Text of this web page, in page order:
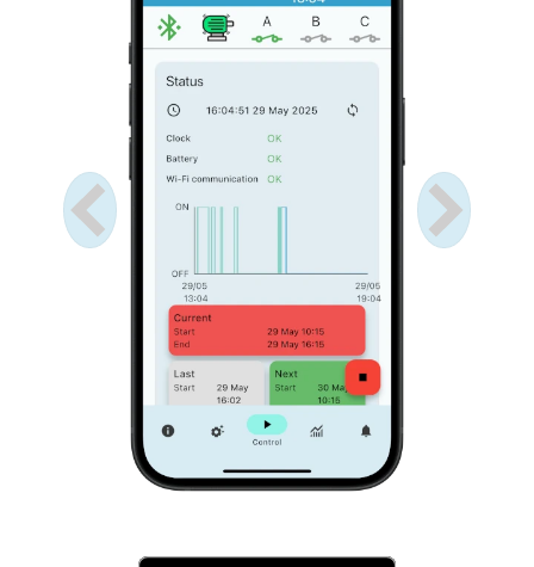
Anterior Próximo